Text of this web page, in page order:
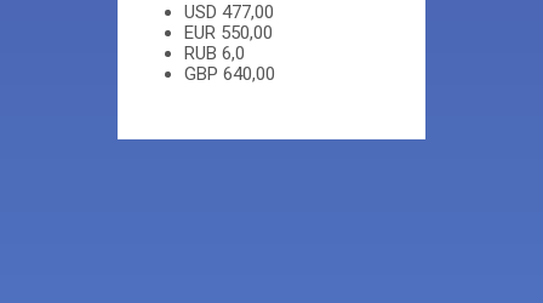
USD 477,00
EUR 550,00
RUB 6,0
GBP 640,00